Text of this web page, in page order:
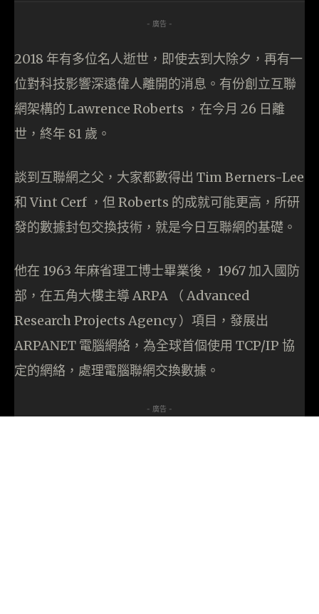
- 廣告 -
2018 年有多位名人逝世，即使去到大除夕，再有一
位對科技影響深遠偉人離開的消息。有份創立互聯
網架構的 Lawrence Roberts ，在今月 26 日離
世，終年 81 歲。
談到互聯網之父，大家都數得出 Tim Berners-Lee
和 Vint Cerf ，但 Roberts 的成就可能更高，所研
發的數據封包交換技術，就是今日互聯網的基礎。
他在 1963 年麻省理工博士畢業後， 1967 加入國防
部，在五角大樓主導 ARPA （ Advanced
Research Projects Agency ）項目，發展出
ARPANET 電腦網絡，為全球首個使用 TCP/IP 協
定的網絡，處理電腦聯網交換數據。
- 廣告 -